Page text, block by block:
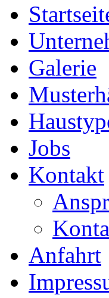
Galerie
Jobs
Kontakt
Anfahrt